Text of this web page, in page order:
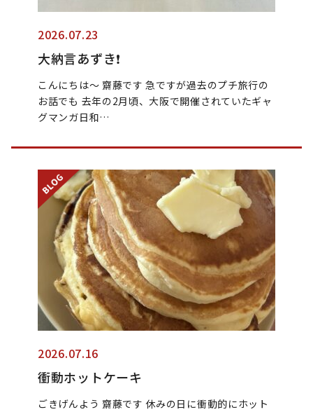
2026.07.23
大納言あずき❗️
こんにちは〜 齋藤です 急ですが過去のプチ旅行の
お話でも 去年の2月頃、大阪で開催されていたギャ
グマンガ日和…
2026.07.16
衝動ホットケーキ
ごきげんよう 齋藤です 休みの日に衝動的にホット